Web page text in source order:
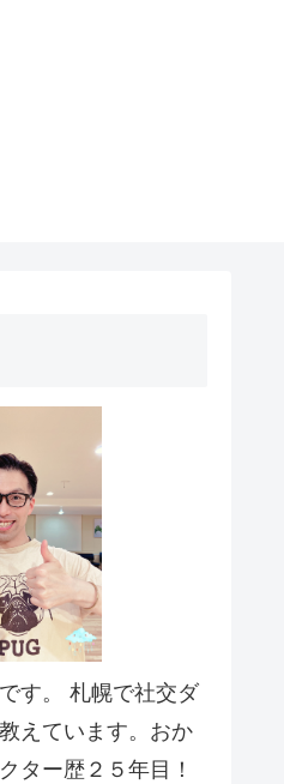
す。 札幌で社交ダ
えています。おか
ター歴２５年目！